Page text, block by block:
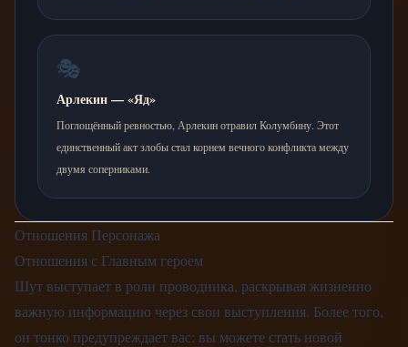
🎭
Арлекин — «Яд»
Поглощённый ревностью, Арлекин отравил Колумбину. Этот
единственный акт злобы стал корнем вечного конфликта между
двумя соперниками.
Отношения Персонажа
Отношения с Главным героем
Шут выступает в роли проводника, раскрывая жизненно
важную информацию через свои выступления. Более того,
он тонко предупреждает вас: вы можете стать новой